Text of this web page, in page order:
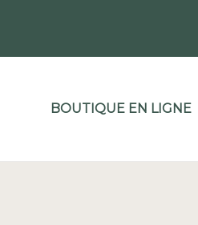
contenu
BOUTIQUE EN LIGNE